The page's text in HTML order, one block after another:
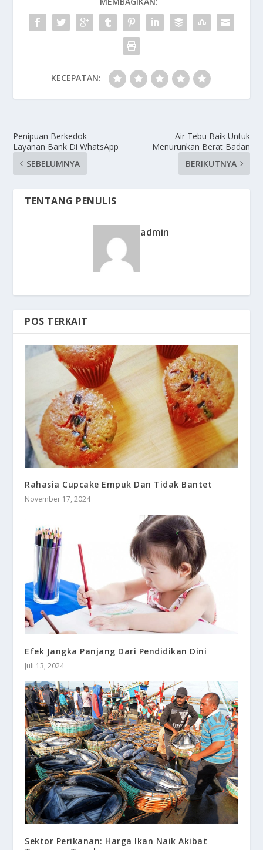
KECEPATAN:
Penipuan Berkedok
Layanan Bank Di WhatsApp
SEBELUMNYA
Air Tebu Baik Untuk
Menurunkan Berat Badan
BERIKUTNYA
TENTANG PENULIS
admin
POS TERKAIT
Rahasia Cupcake Empuk Dan Tidak Bantet
November 17, 2024
Efek Jangka Panjang Dari Pendidikan Dini
Juli 13, 2024
Sektor Perikanan: Harga Ikan Naik Akibat